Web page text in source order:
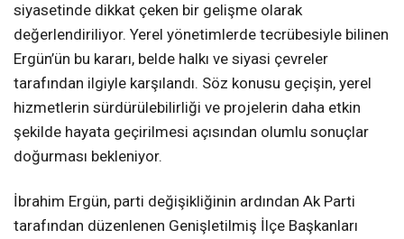
siyasetinde dikkat çeken bir gelişme olarak
değerlendiriliyor. Yerel yönetimlerde tecrübesiyle bilinen
Ergün’ün bu kararı, belde halkı ve siyasi çevreler
tarafından ilgiyle karşılandı. Söz konusu geçişin, yerel
hizmetlerin sürdürülebilirliği ve projelerin daha etkin
şekilde hayata geçirilmesi açısından olumlu sonuçlar
doğurması bekleniyor.
İbrahim Ergün, parti değişikliğinin ardından Ak Parti
tarafından düzenlenen Genişletilmiş İlçe Başkanları